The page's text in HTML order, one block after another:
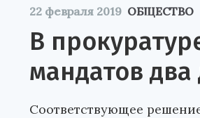
22 февраля 2019 ОБЩЕСТВО
В
мандатов
Соответствующее